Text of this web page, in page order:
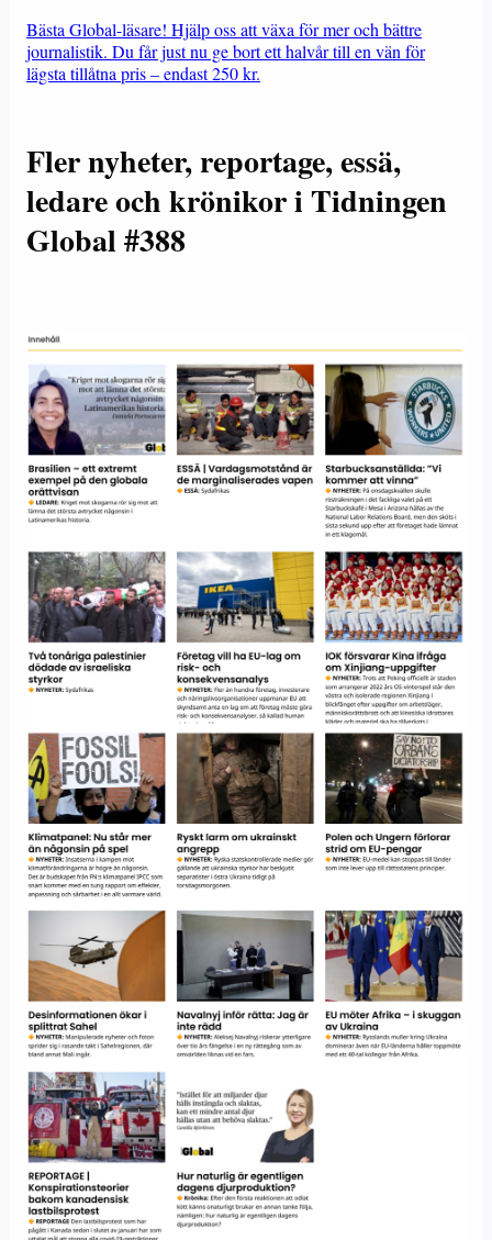
Bästa Global-läsare! Hjälp oss att växa för mer och bättre
journalistik. Du får just nu ge bort ett halvår till en vän för
lägsta tillåtna pris – endast 250 kr.
Fler nyheter, reportage, essä,
ledare och krönikor i Tidningen
Global #388